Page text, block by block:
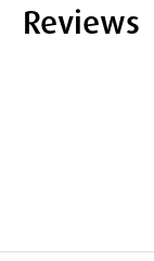
Reviews